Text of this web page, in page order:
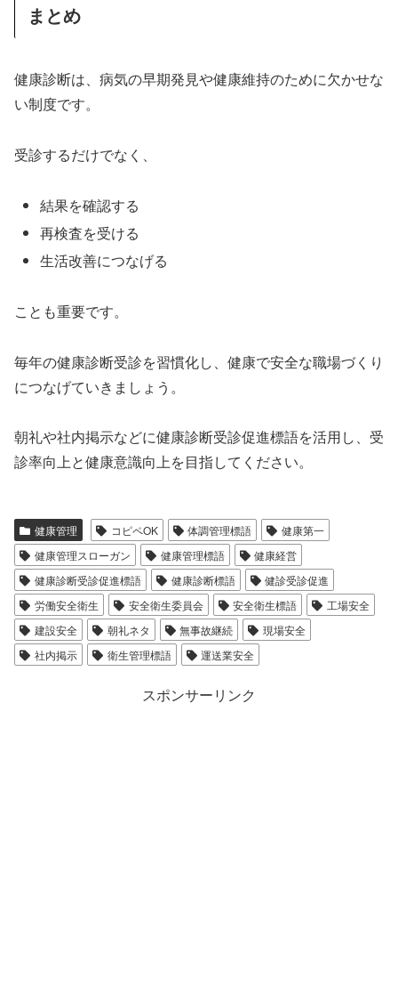
まとめ
健康診断は、病気の早期発見や健康維持のために欠かせな
い制度です。
受診するだけでなく、
結果を確認する
再検査を受ける
生活改善につなげる
ことも重要です。
毎年の健康診断受診を習慣化し、健康で安全な職場づくり
につなげていきましょう。
朝礼や社内掲示などに健康診断受診促進標語を活用し、受
診率向上と健康意識向上を目指してください。
健康管理 コピペOK 体調管理標語
健康第一
健康管理スローガン
健康管理標語
健康経営
健康診断受診促進標語
健康診断標語
健診受診促進
労働安全衛生
安全衛生委員会 安全衛生標語
工場安全
建設安全
朝礼ネタ 無事故継続
現場安全
社内掲示
衛生管理標語 運送業安全
スポンサーリンク